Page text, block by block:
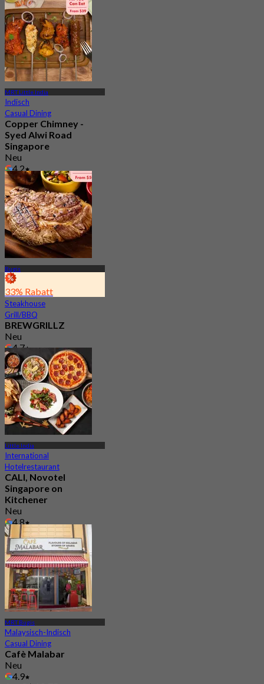
MRT Little India
Indisch
Casual Dining
Copper Chimney -
Syed Alwi Road
Singapore
Neu
4.2
AusS$ 24.5
Bugis
33% Rabatt
Steakhouse
Grill/BBQ
BREWGRILLZ
Neu
4.7
AusS$ 31.25
Little India
International
Hotelrestaurant
CALI, Novotel
Singapore on
Kitchener
Neu
4.8
AusS$ 41.66
MRT Bugis
Malaysisch-Indisch
Casual Dining
Cafè Malabar
Neu
4.9